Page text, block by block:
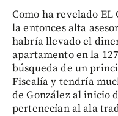
Como ha revelado EL
la entonces alta
habría llevado el
apartamento en la
búsqueda de un
Fiscalía y tendría
de González al inicio
pertenecían al ala